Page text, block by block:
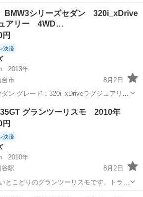
1年8か月残） ✅ 令和8年度自動車税支払
Twi...
エンジン
シリーズセダン 320i_xDrive
アリー 4WD…
決済
2013年
市
8月2日
ン グレード：320i_xDriveラグジュアリー
94,000㌔ 車検：R8.8月 ※新規車検取得は
別途10万円頂戴致します。 豪華装備！ 希少グ...
本革
グランツーリスモ 2010年
決済
2010年
駅
8月2日
とこどりのグランツーリスモです。トラン
なく、ゴルフやレジャーなどでも活躍し